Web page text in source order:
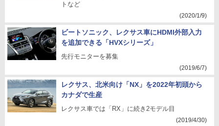
トなど
(2020/1/9)
ビートソニック、レクサス車にHDMI外部入力
を追加できる「HVXシリーズ」
先行モニターを募集
(2019/6/7)
レクサス、北米向け「NX」を2022年初頭から
カナダで生産
レクサス車では「RX」に続き2モデル目
(2019/4/30)